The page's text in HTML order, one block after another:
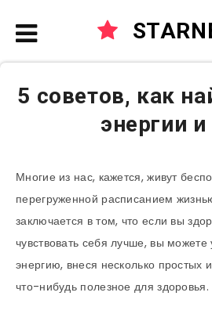
5 советов, как
энергии и
Многие из нас, кажется, живут
перегруженной расписанием
заключается в том, что если вы
чувствовать себя лучше, вы можете
энергию, внеся несколько простых
что-нибудь полезное для здоровья.